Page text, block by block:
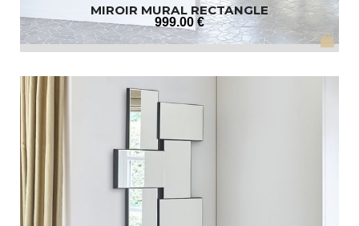
MIROIR MURAL RECTANGLE
999.00 €